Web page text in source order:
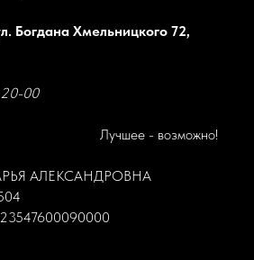
Богдана Хмельницкого 72,
00
Лучшее - возможно!
АЛЕКСАНДРОВНА